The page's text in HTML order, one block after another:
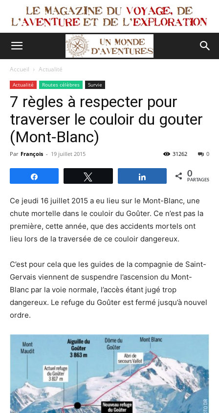
Accueil Actualité
Actualité Routes célèbres Survie
7 règles à respecter pour
traverser le couloir du gouter
(Mont-Blanc)
Par François - 19 juillet 2015 0
31262
Partagez 0
PARTAGES
Ce jeudi 16 juillet 2015 a eu lieu sur le Mont-Blanc, une
chute mortelle dans le couloir du Goûter. Ce n’est pas la
première, cette année, que des accidents mortels ont
lieu lors de la traversée de ce couloir dangereux.
C’est pour cela que les guides de la compagnie de Saint-
Gervais viennent de suspendre l’ascension du Mont-
Blanc par la voie normale, l’accès étant jugé trop
dangereux. Le refuge du Goûter est fermé jusqu’à nouvel
ordre.